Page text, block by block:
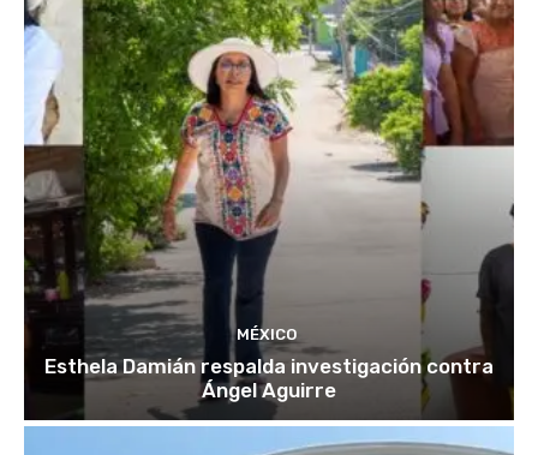
MÉXICO
Esthela Damián respalda investigación contra
Ángel Aguirre